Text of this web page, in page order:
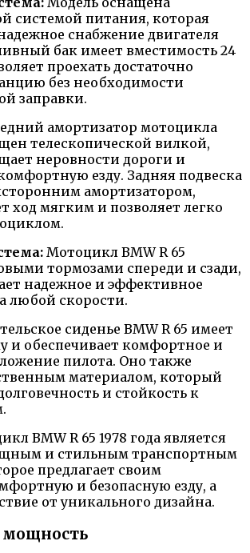
системой питания, которая
снабжение двигателя
бак имеет вместимость 24
проехать достаточно
без необходимости
заправки.
амортизатор мотоцикла
телескопической вилкой,
неровности дороги и
езду. Задняя подвеска
амортизатором,
ход мягким и позволяет легко
Мотоцикл BMW R 65
тормозами спереди и сзади,
надежное и эффективное
любой скорости.
сиденье BMW R 65 имеет
и обеспечивает комфортное и
пилота. Оно также
материалом, который
и стойкость к
BMW R 65 1978 года является
и стильным транспортным
предлагает своим
и безопасную езду, а
от уникального дизайна.
мощность